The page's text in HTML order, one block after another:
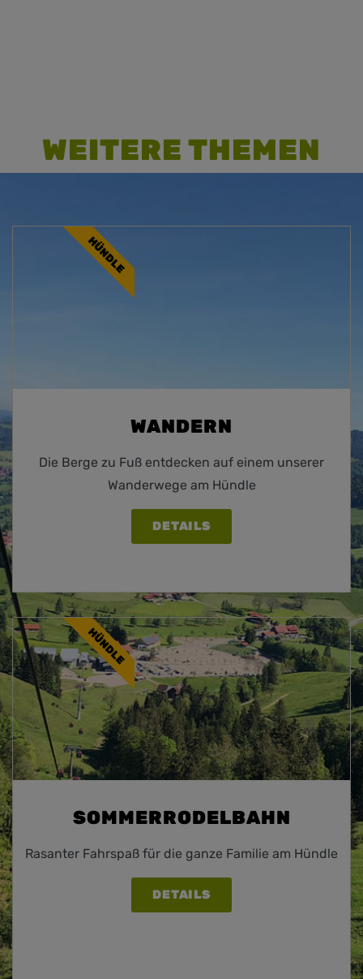
WEITERE THEMEN
WANDERN
Die Berge zu Fuß entdecken auf einem unserer
Wanderwege am Hündle
DETAILS
HÜNDLE
SOMMERRODELBAHN
Rasanter Fahrspaß für die ganze Familie am Hündle
DETAILS
HÜNDLE